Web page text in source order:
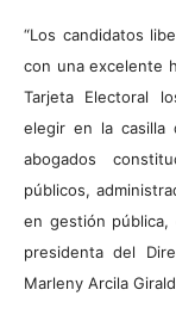
“Los candidatos
con una excelente
Tarjeta Electoral
elegir en la casilla
abogados
públicos,
en gestión pública,
presidenta del
Marleny Arcila